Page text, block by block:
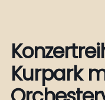
Kurpark